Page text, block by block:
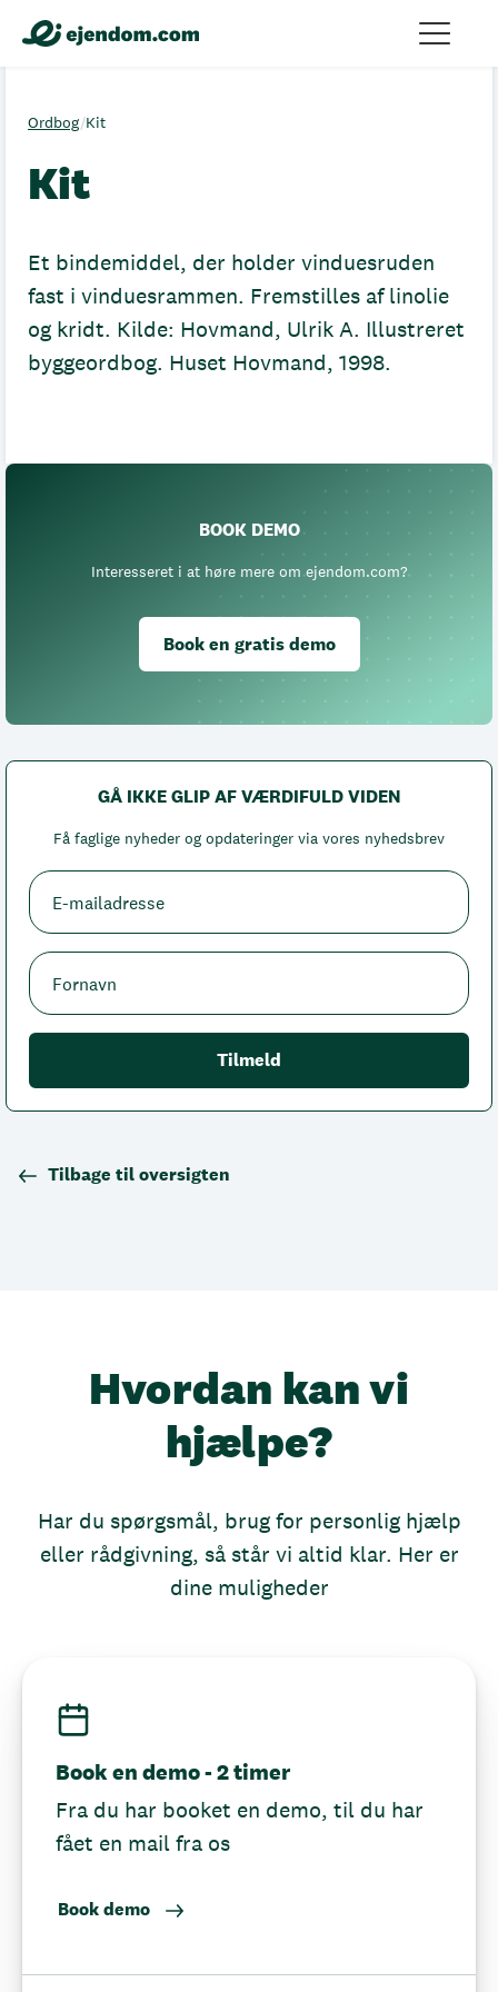
Ordbog/Kit
Kit
Et bindemiddel, der holder vinduesruden
fast i vinduesrammen. Fremstilles af linolie
og kridt. Kilde: Hovmand, Ulrik A. Illustreret
byggeordbog. Huset Hovmand, 1998.
BOOK DEMO
Interesseret i at høre mere om ejendom.com?
Book en gratis demo
GÅ IKKE GLIP AF VÆRDIFULD VIDEN
Få faglige nyheder og opdateringer via vores nyhedsbrev
Tilbage til oversigten
Hvordan kan vi
hjælpe?
Har du spørgsmål, brug for personlig hjælp
eller rådgivning, så står vi altid klar. Her er
dine muligheder
Book en demo - 2 timer
Fra du har booket en demo, til du har
fået en mail fra os
Book demo